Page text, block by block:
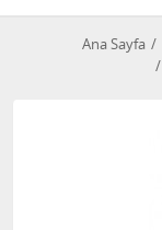
Ana Sayfa